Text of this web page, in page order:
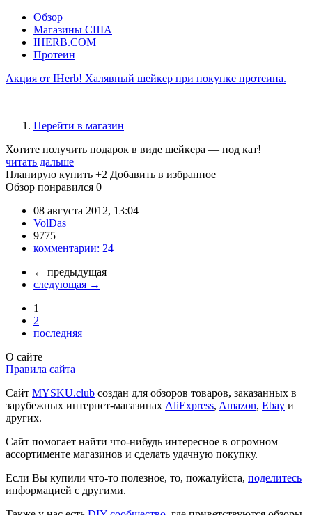
Обзор
Магазины США
IHERB.COM
Протеин
Акция от IHerb! Халявный шейкер при покупке протеина.
Перейти в магазин
Хотите получить подарок в виде шейкера — под кат!
читать дальше
Планирую купить +2 Добавить в избранное
Обзор понравился 0
08 августа 2012, 13:04
VolDas
9775
комментарии: 24
← предыдущая
следующая →
1
2
последняя
О сайте
Правила сайта
Сайт MYSKU.club cоздан для обзоров товаров, заказанных в
зарубежных интернет-магазинах AliExpress, Amazon, Ebay и
других.
Сайт помогает найти что-нибудь интересное в огромном
ассортименте магазинов и сделать удачную покупку.
Если Вы купили что-то полезное, то, пожалуйста, поделитесь
информацией с другими.